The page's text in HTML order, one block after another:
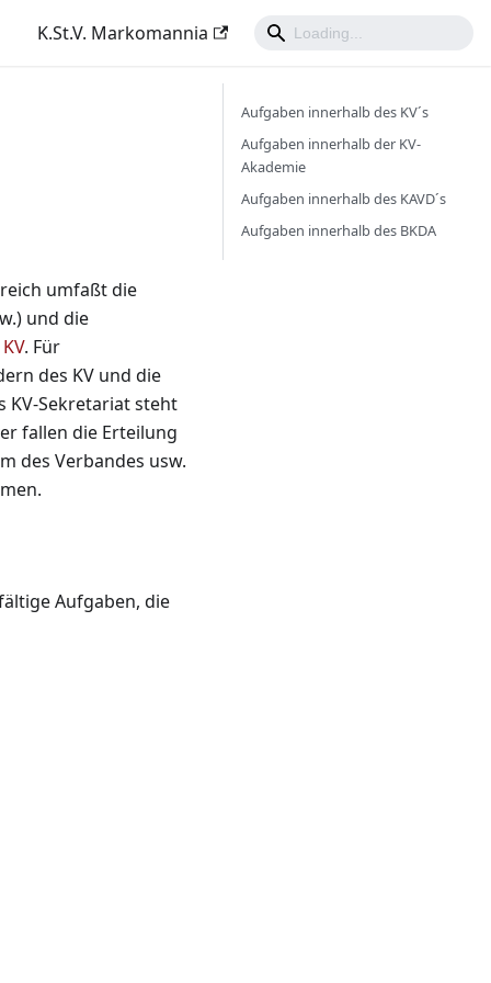
K.St.V. Markomannia
umfaßt die
und die
. Für
des KV und die
KV-Sekretariat steht
fallen die Erteilung
des Verbandes usw.
Aufgaben, die
Aufgaben innerhalb des KV´s
Aufgaben innerhalb der KV-
Akademie
Aufgaben innerhalb des KAVD´s
Aufgaben innerhalb des BKDA